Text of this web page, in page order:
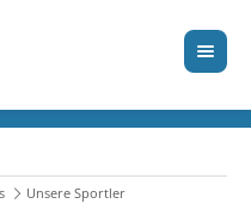
Unsere Sportler